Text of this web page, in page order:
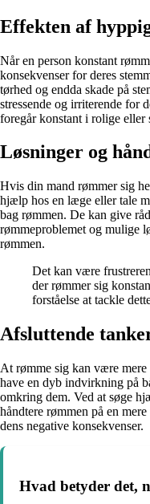
Effekten af
Når en person konstant
konsekvenser for deres
tørhed og endda skade på
stressende og irriterende for
foregår konstant i rolige eller
Løsninger og
Hvis din mand rømmer sig
hjælp hos en læge eller tale
bag rømmen. De kan give
rømmeproblemet og mulige
rømmen.
Det kan være
der rømmer sig
forståelse at tackle
Afsluttende
At rømme sig kan være
have en dyb indvirkning på
omkring dem. Ved at søge
håndtere rømmen på en
dens negative konsekvenser.
Hvad betyder det,